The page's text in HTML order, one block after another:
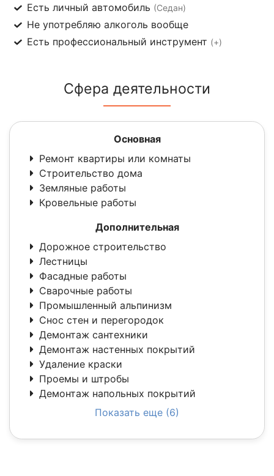
Есть личный автомобиль (Седан)
Не употребляю алкоголь вообще
Есть профессиональный инструмент (+)
Сфера деятельности
Основная
Ремонт квартиры или комнаты
Строительство дома
Земляные работы
Кровельные работы
Дополнительная
Дорожное строительство
Лестницы
Фасадные работы
Сварочные работы
Промышленный альпинизм
Снос стен и перегородок
Демонтаж сантехники
Демонтаж настенных покрытий
Удаление краски
Проемы и штробы
Демонтаж напольных покрытий
Показать еще (6)